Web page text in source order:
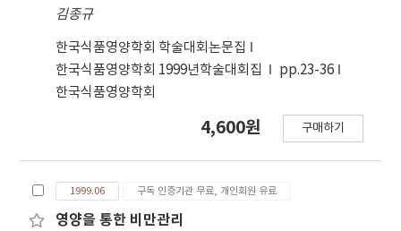
김종규
한국식품영양학회 학술대회논문집
한국식품영양학회 1999년학술대회집
pp.23-36
한국식품영양학회
4,600원 구매하기
1999.06 구독 인증기관 무료, 개인회원 유료
영양을 통한 비만관리